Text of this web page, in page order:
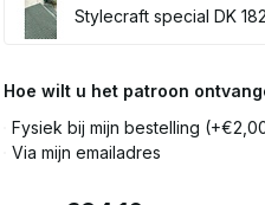
Stylecraft special DK
Hoe wilt u het patroon
Fysiek bij mijn bestelling
Via mijn emailadres